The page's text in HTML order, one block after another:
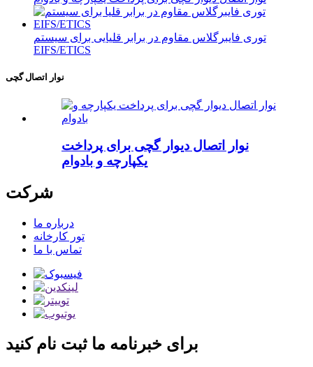
توری فایبرگلاس مقاوم در برابر قلیایی برای سیستم
EIFS/ETICS
نوار اتصال گچی
نوار اتصال دیوار گچی برای پرداخت
یکپارچه و بادوام
شرکت
درباره ما
تور کارخانه
تماس با ما
برای خبرنامه ما ثبت نام کنید